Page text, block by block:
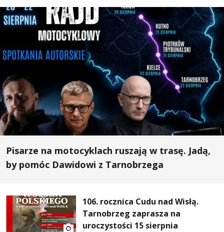
Pisarze na motocyklach ruszają w trasę. Jadą,
by pomóc Dawidowi z Tarnobrzega
106. rocznica Cudu nad Wisłą.
Tarnobrzeg zaprasza na
uroczystości 15 sierpnia